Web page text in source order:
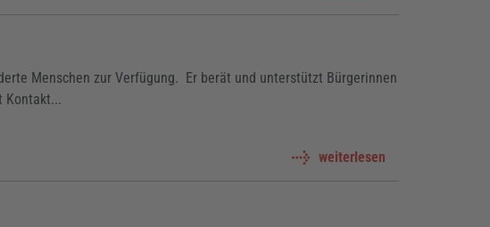
Menschen zur Verfügung. Er berät und unterstützt Bürgerinnen
Kontakt...
weiterlesen